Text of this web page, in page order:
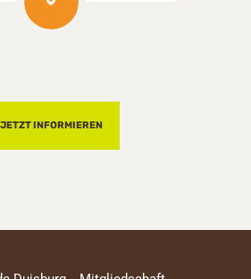
JETZT INFORMIEREN